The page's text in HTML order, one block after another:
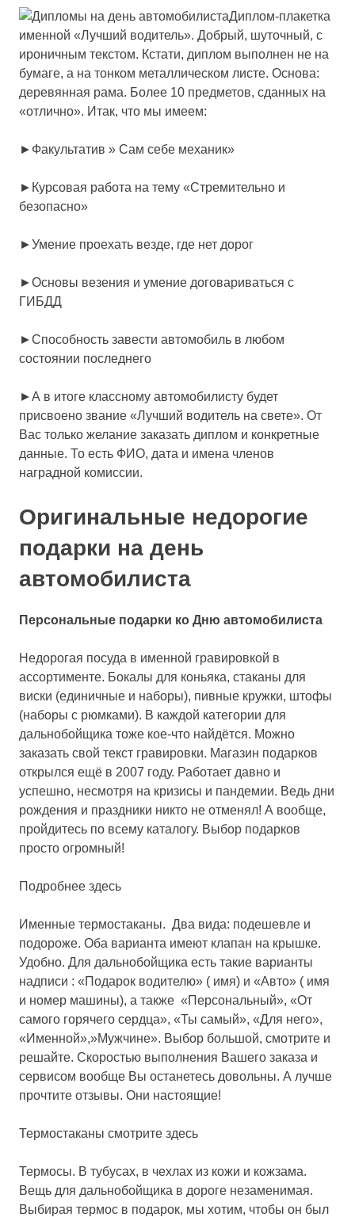
Диплом-плакетка
именной «Лучший водитель». Добрый, шуточный, с
ироничным текстом. Кстати, диплом выполнен не на
бумаге, а на тонком металлическом листе. Основа:
деревянная рама. Более 10 предметов, сданных на
«отлично». Итак, что мы имеем:
►Факультатив » Сам себе механик»
►Курсовая работа на тему «Стремительно и
безопасно»
►Умение проехать везде, где нет дорог
►Основы везения и умение договариваться с
ГИБДД
►Способность завести автомобиль в любом
состоянии последнего
►А в итоге классному автомобилисту будет
присвоено звание «Лучший водитель на свете». От
Вас только желание заказать диплом и конкретные
данные. То есть ФИО, дата и имена членов
наградной комиссии.
Оригинальные недорогие
подарки на день
автомобилиста
Персональные подарки ко Дню автомобилиста
Недорогая посуда в именной гравировкой в
ассортименте. Бокалы для коньяка, стаканы для
виски (единичные и наборы), пивные кружки, штофы
(наборы с рюмками). В каждой категории для
дальнобойщика тоже кое-что найдётся. Можно
заказать свой текст гравировки. Магазин подарков
открылся ещё в 2007 году. Работает давно и
успешно, несмотря на кризисы и пандемии. Ведь дни
рождения и праздники никто не отменял! А вообще,
пройдитесь по всему каталогу. Выбор подарков
просто огромный!
Подробнее здесь
Именные термостаканы. Два вида: подешевле и
подороже. Оба варианта имеют клапан на крышке.
Удобно. Для дальнобойщика есть такие варианты
надписи : «Подарок водителю» ( имя) и «Авто» ( имя
и номер машины), а также «Персональный», «От
самого горячего сердца», «Ты самый», «Для него»,
«Именной»,»Мужчине». Выбор большой, смотрите и
решайте. Скоростью выполнения Вашего заказа и
сервисом вообще Вы останетесь довольны. А лучше
прочтите отзывы. Они настоящие!
Термостаканы смотрите здесь
Термосы. В тубусах, в чехлах из кожи и кожзама.
Вещь для дальнобойщика в дороге незаменимая.
Выбирая термос в подарок, мы хотим, чтобы он был